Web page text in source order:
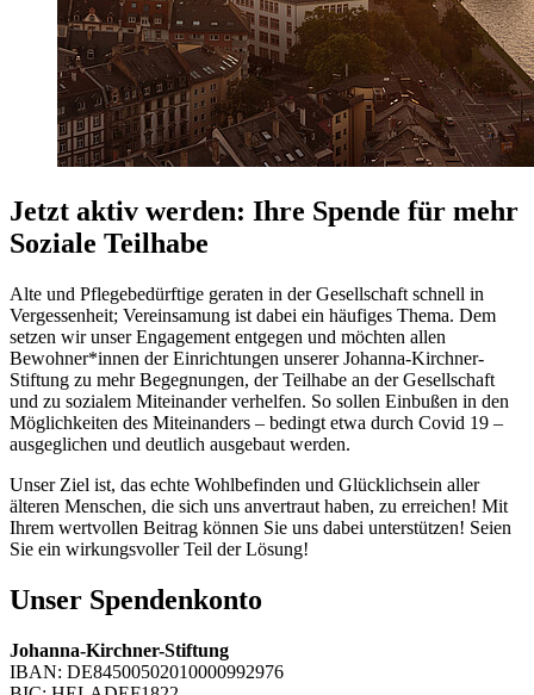
Jetzt aktiv werden: Ihre Spende für mehr
Soziale Teilhabe
Alte und Pflegebedürftige geraten in der Gesellschaft schnell in
Vergessenheit; Vereinsamung ist dabei ein häufiges Thema. Dem
setzen wir unser Engagement entgegen und möchten allen
Bewohner*innen der Einrichtungen unserer Johanna-Kirchner-
Stiftung zu mehr Begegnungen, der Teilhabe an der Gesellschaft
und zu sozialem Miteinander verhelfen. So sollen Einbußen in den
Möglichkeiten des Miteinanders – bedingt etwa durch Covid 19 –
ausgeglichen und deutlich ausgebaut werden.
Unser Ziel ist, das echte Wohlbefinden und Glücklichsein aller
älteren Menschen, die sich uns anvertraut haben, zu erreichen! Mit
Ihrem wertvollen Beitrag können Sie uns dabei unterstützen! Seien
Sie ein wirkungsvoller Teil der Lösung!
Unser Spendenkonto
Johanna-Kirchner-Stiftung
IBAN: DE84500502010000992976